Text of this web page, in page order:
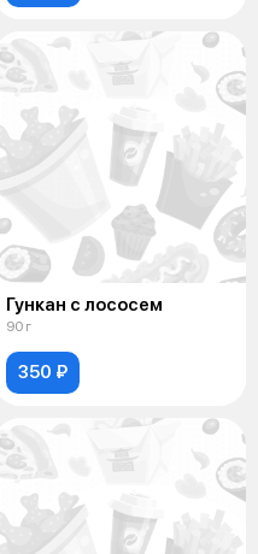
Гункан с лососем
90 г
350 ₽